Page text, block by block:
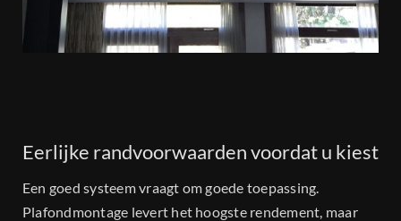
Eerlijke randvoorwaarden voordat u kiest
Een goed systeem vraagt om goede toepassing.
Plafondmontage levert het hoogste rendement, maar